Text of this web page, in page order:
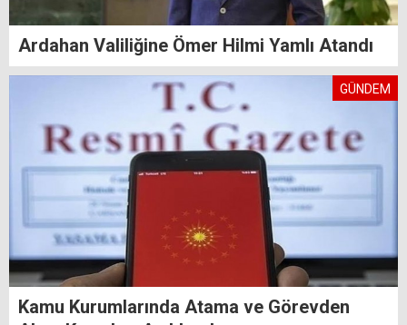
Ardahan Valiliğine Ömer Hilmi Yamlı Atandı
GÜNDEM
Kamu Kurumlarında Atama ve Görevden